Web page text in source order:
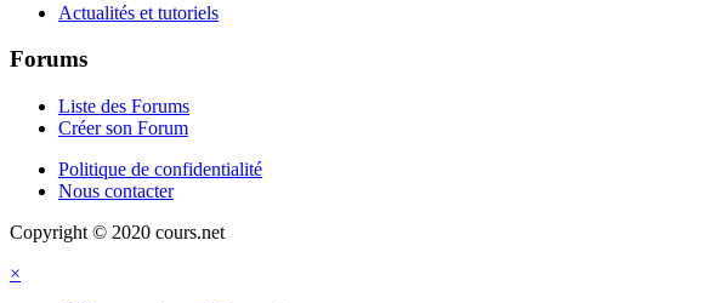
Actualités et tutoriels
Forums
Liste des Forums
Créer son Forum
Politique de confidentialité
Nous contacter
Copyright © 2020 cours.net
×